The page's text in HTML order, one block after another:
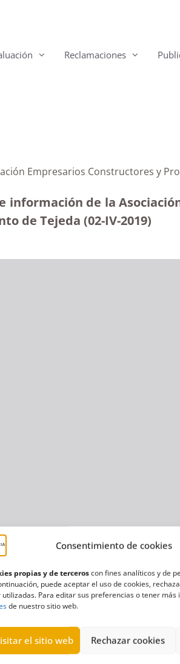
Consentimiento de cookies
propias y de terceroscon fines analíticos y de
puede aceptar el uso de cookies,
Para editar sus preferencias o tener
de nuestro sitio web.
el sitio web Rechazar cookies
Reclamaciones
Empresarios Constructores y
de la
de Tejeda (02-IV-2019)